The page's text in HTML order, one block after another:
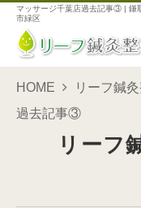
マッサージ千葉店過去記事③ | 鎌
市緑区
HOME リーフ鍼
過去記事③
リーフ